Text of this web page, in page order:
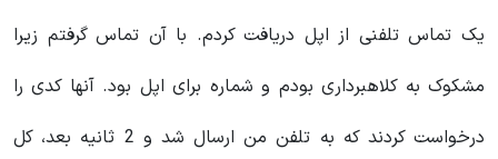
یک تماس تلفنی از اپل دریافت کردم. با آن تماس گرفتم زیرا
مشکوک به کلاهبرداری بودم و شماره برای اپل بود. آنها کدی را
درخواست کردند که به تلفن من ارسال شد و 2 ثانیه بعد، کل